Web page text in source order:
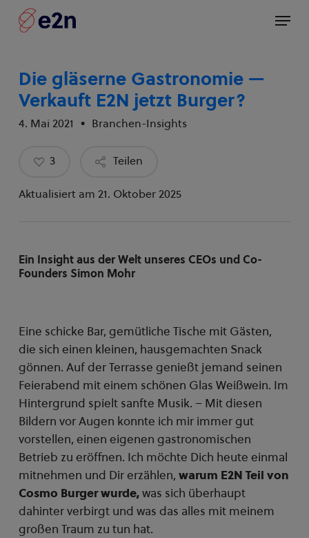
Menü
Die gläserne Gastronomie —
Verkauft E2N jetzt Burger?
4. Mai 2021 Branchen-Insights
Teilen
3
Aktualisiert am 21. Oktober 2025
Ein Insight aus der Welt unseres CEOs und Co-
Founders Simon Mohr
Eine schicke Bar, gemütliche Tische mit Gästen,
die sich einen kleinen, hausgemachten Snack
gönnen. Auf der Terrasse genießt jemand seinen
Feierabend mit einem schönen Glas Weißwein. Im
Hintergrund spielt sanfte Musik. – Mit diesen
Bildern vor Augen konnte ich mir immer gut
vorstellen, einen eigenen gastronomischen
Betrieb zu eröffnen. Ich möchte Dich heute einmal
mitnehmen und Dir erzählen, warum E2N Teil von
Cosmo Burger wurde,was sich überhaupt
dahinter verbirgt und was das alles mit meinem
großen Traum zu tun hat.